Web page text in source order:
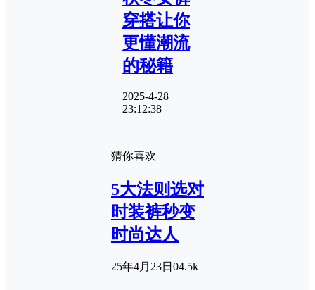
穿搭让你
更懂潮流
的秘籍
2025-4-28
23:12:38
猜你喜欢
5大法则选对
时装裤秒变
时尚达人
25年4月23日 04.5k